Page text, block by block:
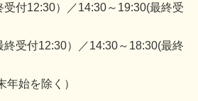
付12:30）／14:30～19:30(最終受
終受付12:30）／14:30～18:30(最終
年始を除く）